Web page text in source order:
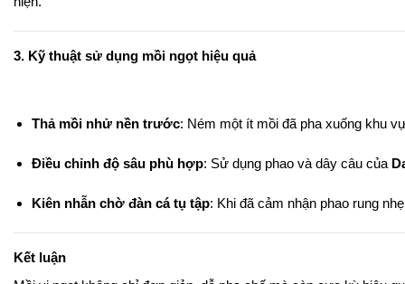
3. Kỹ thuật sử dụng mồi ngọt hiệu quả
Thả mồi nhử nền trước: Ném một ít mồi đã pha xuống khu
Điều chỉnh độ sâu phù hợp: Sử dụng phao và dây câu của
Kiên nhẫn chờ đàn cá tụ tập: Khi đã cảm nhận phao rung
Kết luận